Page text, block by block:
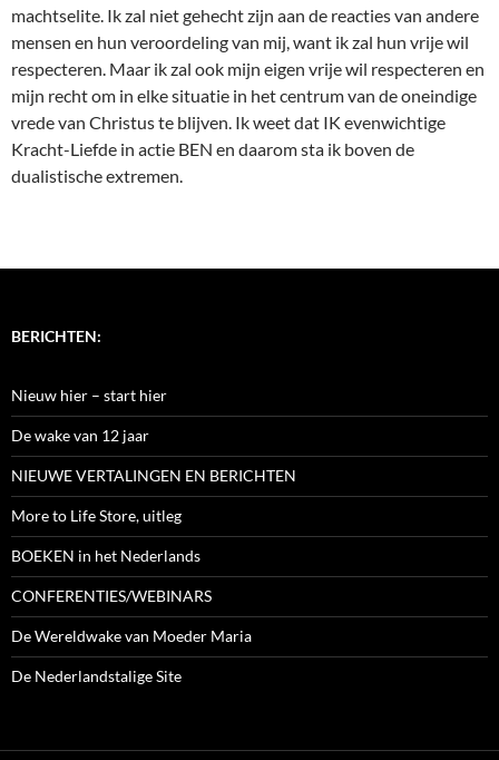
machtselite. Ik zal niet gehecht zijn aan de reacties van andere
mensen en hun veroordeling van mij, want ik zal hun vrije wil
respecteren. Maar ik zal ook mijn eigen vrije wil respecteren en
mijn recht om in elke situatie in het centrum van de oneindige
vrede van Christus te blijven. Ik weet dat IK evenwichtige
Kracht-Liefde in actie BEN en daarom sta ik boven de
dualistische extremen.
BERICHTEN:
Nieuw hier – start hier
De wake van 12 jaar
NIEUWE VERTALINGEN EN BERICHTEN
More to Life Store, uitleg
BOEKEN in het Nederlands
CONFERENTIES/WEBINARS
De Wereldwake van Moeder Maria
De Nederlandstalige Site